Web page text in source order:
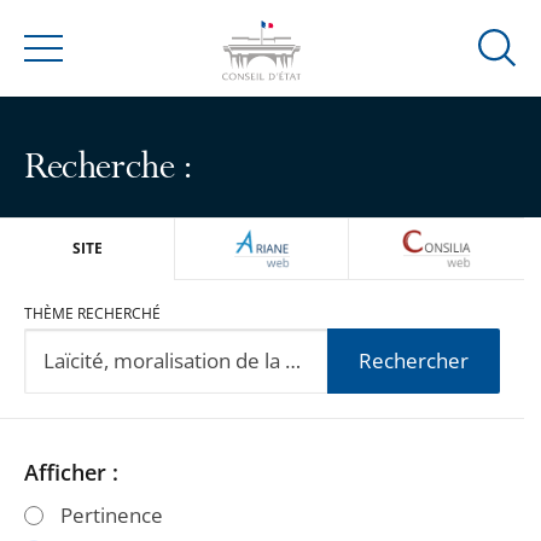
Menu
Ouvrir
Recherche :
SITE ARIANEWEB
THÈME RECHERCHÉ
Rechercher
Passer
les
Passer
les
Afficher :
Pertinence